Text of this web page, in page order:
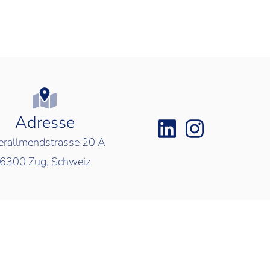
Adresse
20 A
Zug, Schweiz